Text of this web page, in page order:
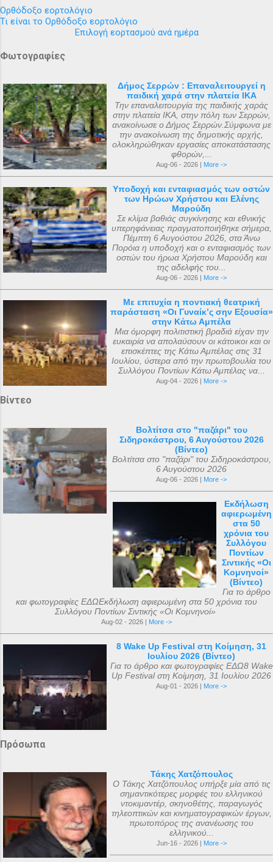
Ορθόδοξο εορτολόγιο
Τι είναι το Ορθόδοξο εορτολόγιο
Επιλογή εορτασμού ανά ημέρα
Φωτογραφίες
Δήμος Σερρών : Επαναλειτουργεί η
παιδική χαρά στην πλατεία ΙΚΑ
Την επαναλειτουργία της παιδικής χαράς
στην πλατεία ΙΚΑ, στην πόλη των Σερρών,
ανακοίνωσε ο Δήμος Σερρών.Σύμφωνα με
την ανακοίνωση της δημοτικής αρχής,
ολοκληρώθηκαν εργασίες αποκατάστασης
φθορών,...
Aug-06 - 2026 | More ->
Υποδοχή και ενταφιασμός των οστών
των Ηρώων Χρήστου και Ελένης
Μαρούδη
Σε κλίμα βαθιάς συγκίνησης και εθνικής
υπερηφάνειας πραγματοποιήθηκε σήμερα,
Πέμπτη 6 Αυγούστου 2026, στα Άνω
Πορόια η υποδοχή και ο ενταφιασμός των
οστών του ήρωα Χρήστου Μαρούδη και
της αδελφής του...
Aug-06 - 2026 | More ->
Με επιτυχία η ποντιακή θεατρική
παράσταση «Οι Γυναίκ’ς σην Εξουσία»
στην Κάτω Αμπέλα
Μια όμορφη πολιτιστική βραδιά είχαν την
ευκαιρία να απολαύσουν οι κάτοικοι και οι
επισκέπτες της Κάτω Αμπέλας στις 31
Ιουλίου, ύστερα από την πρωτοβουλία του
Συλλόγου Ποντίων Κάτω Αμπέλας να...
Aug-04 - 2026 | More ->
Βίντεο
Βολτίτσα στο "παζάρι" του
Σιδηροκάστρου, 6 Αυγούστου 2026
(Βίντεο)
Βολτίτσα στο "παζάρι" του Σιδηροκάστρου,
6 Αυγούστου 2026
Aug-06 - 2026 | More ->
Εκδήλωση
αφιερωμένη
στα 50
χρόνια του
Συλλόγου
Ποντίων
Σιντικής «Οι
Κομνηνοί»
(Βίντεο)
Για το άρθρο
και φωτογραφίες ΕΔΩΕκδήλωση αφιερωμένη στα 50 χρόνια του
Συλλόγου Ποντίων Σιντικής «Οι Κομνηνοί»
Aug-02 - 2026 | More ->
8 Wake Up Festival στη Κοίμηση, 31
Ιουλίου 2026 (Βίντεο)
Για το άρθρο και φωτογραφίες ΕΔΩ8 Wake
Up Festival στη Κοίμηση, 31 Ιουλίου 2026
Aug-01 - 2026 | More ->
Πρόσωπα
Τάκης Χατζόπουλος
Ο Τάκης Χατζόπουλος υπήρξε μία από τις
σημαντικότερες μορφές του ελληνικού
ντοκιμαντέρ, σκηνοθέτης, παραγωγός
τηλεοπτικών και κινηματογραφικών έργων,
πρωτοπόρος της ανανέωσης του
ελληνικού...
Jun-16 - 2026 | More ->